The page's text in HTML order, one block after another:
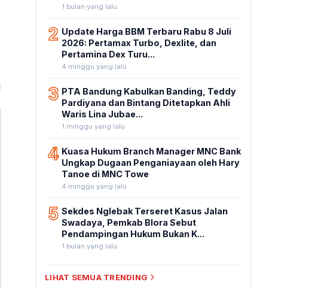
1 bulan yang lalu
2 Update Harga BBM Terbaru Rabu 8 Juli
2026: Pertamax Turbo, Dexlite, dan
Pertamina Dex Turu...
4 minggu yang lalu
3 PTA Bandung Kabulkan Banding, Teddy
Pardiyana dan Bintang Ditetapkan Ahli
Waris Lina Jubae...
1 minggu yang lalu
4 Kuasa Hukum Branch Manager MNC Bank
Ungkap Dugaan Penganiayaan oleh Hary
Tanoe di MNC Towe
4 minggu yang lalu
5 Sekdes Nglebak Terseret Kasus Jalan
Swadaya, Pemkab Blora Sebut
Pendampingan Hukum Bukan K...
1 bulan yang lalu
LIHAT SEMUA TRENDING